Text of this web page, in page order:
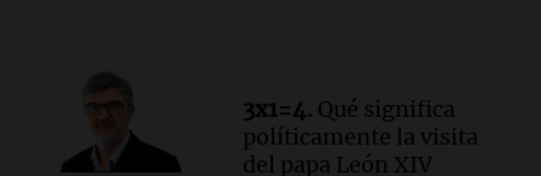
3x1=4. Qué significa
políticamente la visita
del papa León XIV